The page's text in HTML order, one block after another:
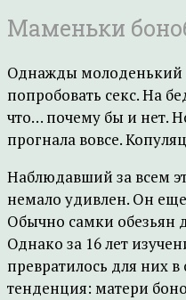
Маменьки
Однажды молоденький
попробовать секс. На
что… почему бы и нет.
прогнала вовсе.
Наблюдавший за всем
немало удивлен. Он
Обычно самки обезьян
Однако за 16 лет
превратилось для них
тенденция: матери